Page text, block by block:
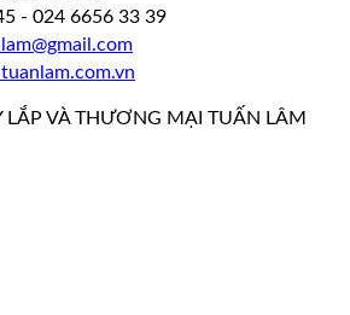
- 024 6656 33 39
LẮP VÀ THƯƠNG MẠI TUẤN LÂM